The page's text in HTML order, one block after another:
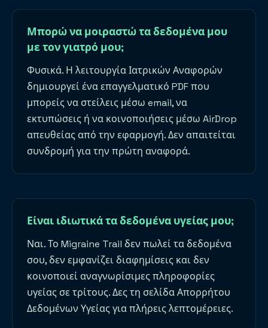
Μπορώ να μοιραστώ τα δεδομένα μου
με τον γιατρό μου;
Φυσικά. Η λειτουργία Ιατρικών Αναφορών
δημιουργεί ένα επαγγελματικό PDF που
μπορείς να στείλεις μέσω email, να
εκτυπώσεις ή να κοινοποιήσεις μέσω AirDrop
απευθείας από την εφαρμογή. Δεν απαιτείται
συνδρομή για την πρώτη αναφορά.
Είναι ιδιωτικά τα δεδομένα υγείας μου;
Ναι. Το Migraine Trail δεν πωλεί τα δεδομένα
σου, δεν εμφανίζει διαφημίσεις και δεν
κοινοποιεί αναγνωρίσιμες πληροφορίες
υγείας σε τρίτους. Δες τη σελίδα Απορρήτου
Δεδομένων Υγείας για πλήρεις λεπτομέρειες.